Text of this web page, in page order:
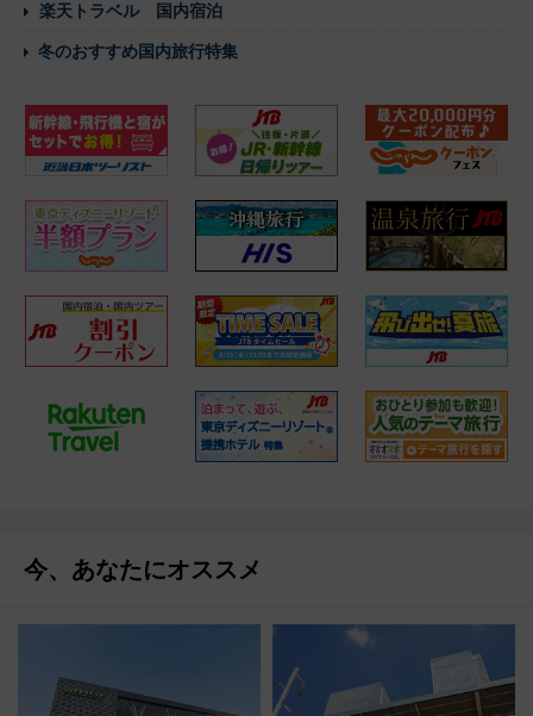
楽天トラベル 国内宿泊
冬のおすすめ国内旅行特集
今、あなたにオススメ